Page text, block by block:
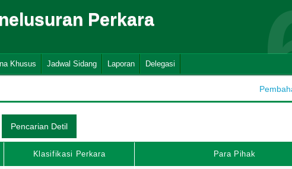
Perkara
Khusus Jadwal Sidang Laporan Delegasi
Klasifikasi Perkara Para Pihak